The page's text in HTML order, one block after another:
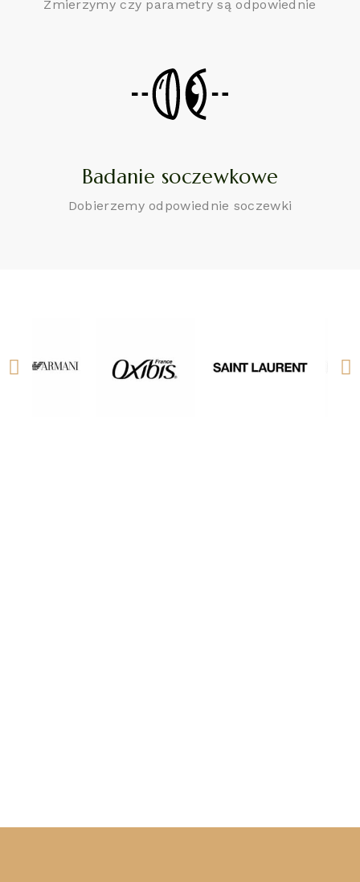
Zmierzymy czy parametry są odpowiednie
Badanie soczewkowe
Dobierzemy odpowiednie soczewki